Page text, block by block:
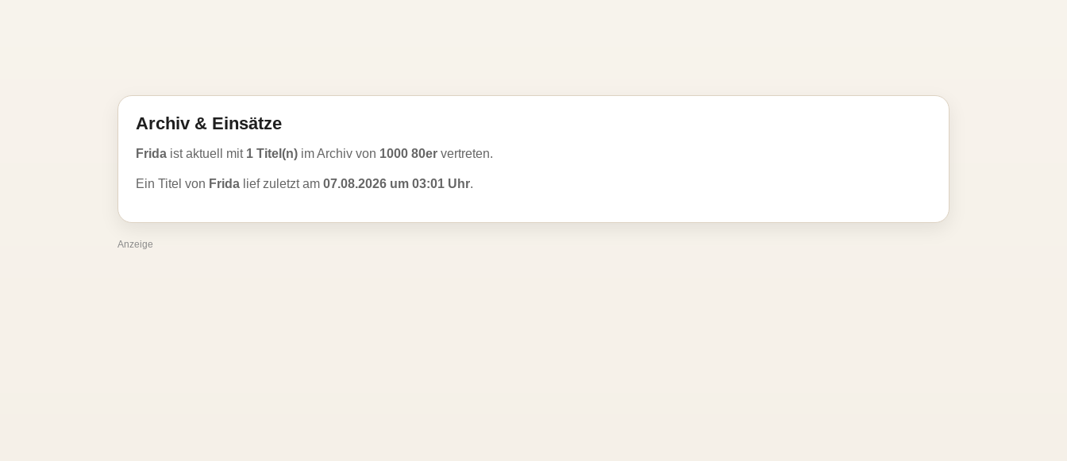
Archiv & Einsätze
Frida ist aktuell mit 1 Titel(n) im Archiv von 1000 80er vertreten.
Ein Titel von Frida lief zuletzt am 07.08.2026 um 03:01 Uhr.
Anzeige